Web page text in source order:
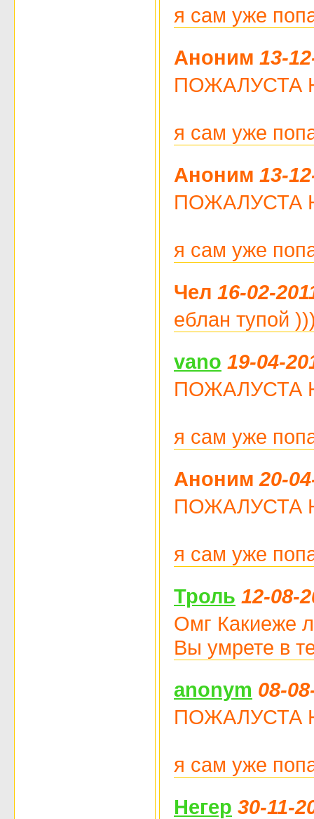
я сам уже
Аноним 13-
ПОЖАЛУСТА
я сам уже
Аноним 13-
ПОЖАЛУСТА
я сам уже
Чел 16-02-
еблан тупой
vano 19-04-
ПОЖАЛУСТА
я сам уже
Аноним20-
ПОЖАЛУСТА
я сам уже
Троль 12-08-
Омг Какиеже
Вы умрете в
anonym 08-
ПОЖАЛУСТА
я сам уже
Негер 30-11-